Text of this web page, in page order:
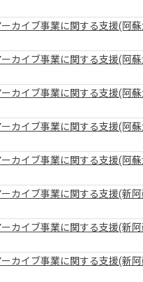
ーカイブ事業に関する支援(
ーカイブ事業に関する支援(
ーカイブ事業に関する支援(
ーカイブ事業に関する支援(
ーカイブ事業に関する支援(
ーカイブ事業に関する支援(
ーカイブ事業に関する支援(
ーカイブ事業に関する支援(